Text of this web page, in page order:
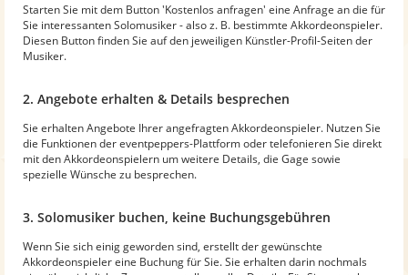
Starten Sie mit dem Button 'Kostenlos anfragen' eine Anfrage an die für
Sie interessanten Solomusiker - also z. B. bestimmte Akkordeonspieler.
Diesen Button finden Sie auf den jeweiligen Künstler-Profil-Seiten der
Musiker.
2. Angebote erhalten & Details besprechen
Sie erhalten Angebote Ihrer angefragten Akkordeonspieler. Nutzen Sie
die Funktionen der eventpeppers-Plattform oder telefonieren Sie direkt
mit den Akkordeonspielern um weitere Details, die Gage sowie
spezielle Wünsche zu besprechen.
3. Solomusiker buchen, keine Buchungsgebühren
Wenn Sie sich einig geworden sind, erstellt der gewünschte
Akkordeonspieler eine Buchung für Sie. Sie erhalten darin nochmals